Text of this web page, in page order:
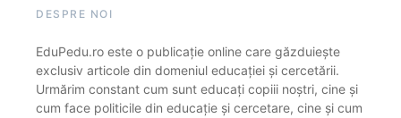
DESPRE NOI
EduPedu.ro este o publicație online care găzduiește
exclusiv articole din domeniul educației și cercetării.
Urmărim constant cum sunt educați copiii noștri, cine și
cum face politicile din educație și cercetare, cine și cum